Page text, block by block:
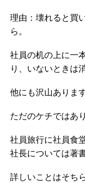
理由：壊れると買
ら。
社員の机の上に一
り、いないときは
他にも沢山あります
ただのケチではあ
社員旅行に社員食
社長については著
詳しいことはそち